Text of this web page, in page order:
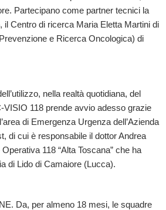
Partecipano come partner tecnici la
il Centro di ricerca Maria Eletta Martini di
e Ricerca Oncologica) di
nella realtà quotidiana, del
118 prende avvio adesso grazie
di Emergenza Urgenza dell’Azienda
di cui è responsabile il dottor Andrea
118 “Alta Toscana” che ha
di Lido di Camaiore (Lucca).
Da, per almeno 18 mesi, le squadre